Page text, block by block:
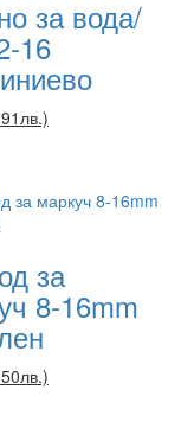
за вода/
16
за
8-16mm